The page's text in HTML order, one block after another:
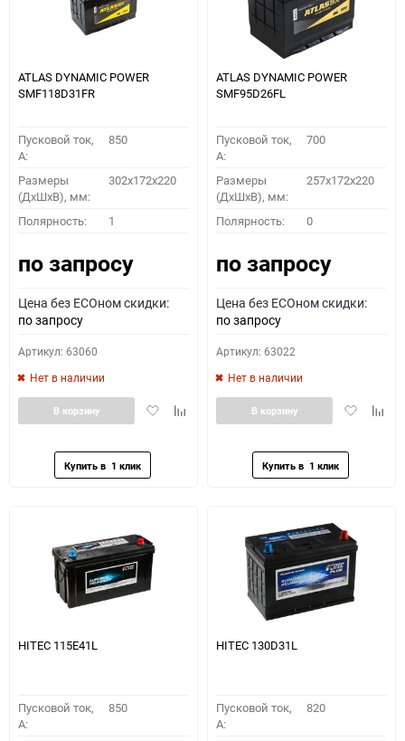
ATLAS DYNAMIC POWER
SMF118D31FR
Пусковой ток,
A:
850
Размеры
(ДхШхВ), мм:
302x172x220
Полярность: 1
по запросу
Цена без ECOном скидки:
по запросу
Артикул: 63060
Нет в наличии
ДобавитьДобавить
В корзину
ATLAS DYNAMIC POWER
SMF95D26FL
Пусковой ток,
A:
700
Размеры
(ДхШхВ), мм:
257x172x220
Полярность: 0
по запросу
Цена без ECOном скидки:
по запросу
Артикул: 63022
Нет в наличии
Добавить
В корзину
HITEC 115E41L
Пусковой ток,
A:
850
HITEC 130D31L
Пусковой ток,
A:
820